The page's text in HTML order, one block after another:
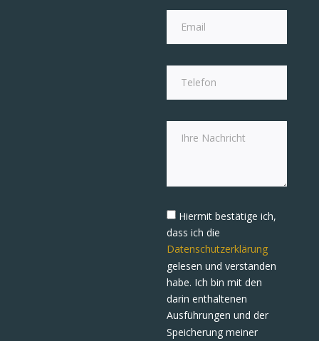
Hiermit bestätige ich,
dass ich die
Datenschutzerklärung
gelesen und verstanden
habe. Ich bin mit den
darin enthaltenen
Ausführungen und der
Speicherung meiner